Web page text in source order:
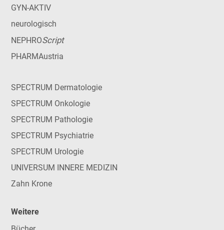
GYN-AKTIV
neurologisch
NEPHROScript
PHARMAustria
SPECTRUM Dermatologie
SPECTRUM Onkologie
SPECTRUM Pathologie
SPECTRUM Psychiatrie
SPECTRUM Urologie
UNIVERSUM INNERE MEDIZIN
Zahn Krone
Weitere